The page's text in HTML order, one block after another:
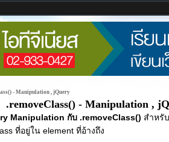
- Manipulation , jQuery
.removeClass() - Manipulation ,
Manipulation กับ .removeClass() สำหรับ
ที่อยู่ใน element ที่อ้างถึง